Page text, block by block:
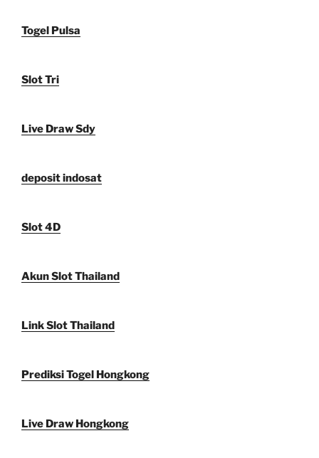
Togel Pulsa
Slot Tri
Live Draw Sdy
deposit indosat
Slot 4D
Akun Slot Thailand
Link Slot Thailand
Prediksi Togel Hongkong
Live Draw Hongkong